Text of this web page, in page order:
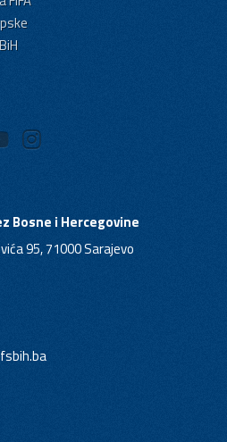
Bosne i Hercegovine
95, 71000 Sarajevo